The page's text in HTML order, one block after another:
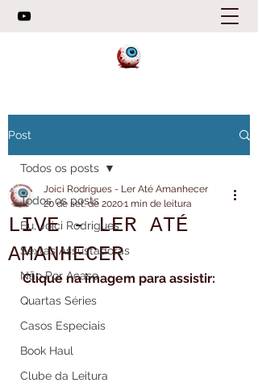
Post
Todos os posts
Eu, Joici Rodrigues
Sextas Assustadoras
Não Por Acaso
Quartas Séries
Casos Especiais
Book Haul
Clube da Leitura
Todos os posts
LIVE - LER ATÉ
AMANHECER
Joici Rodrigues - Ler Até Amanhecer
20 de set. de 20201 min de leitura
Clique na imagem para assistir: